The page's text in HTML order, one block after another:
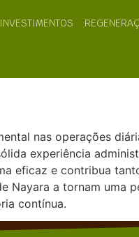
INVESTIMENTOS
nas operações
experiência
eficaz e contribua
a tornam uma
contínua.